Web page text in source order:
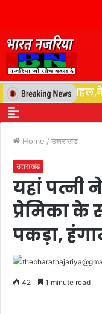
देने की पहल,केंद्रीय
Home / उत्तराखंड
उत्तराखंड
यहां पत्नी
प्रेमिका के
पकड़ा,
42 1 minute read